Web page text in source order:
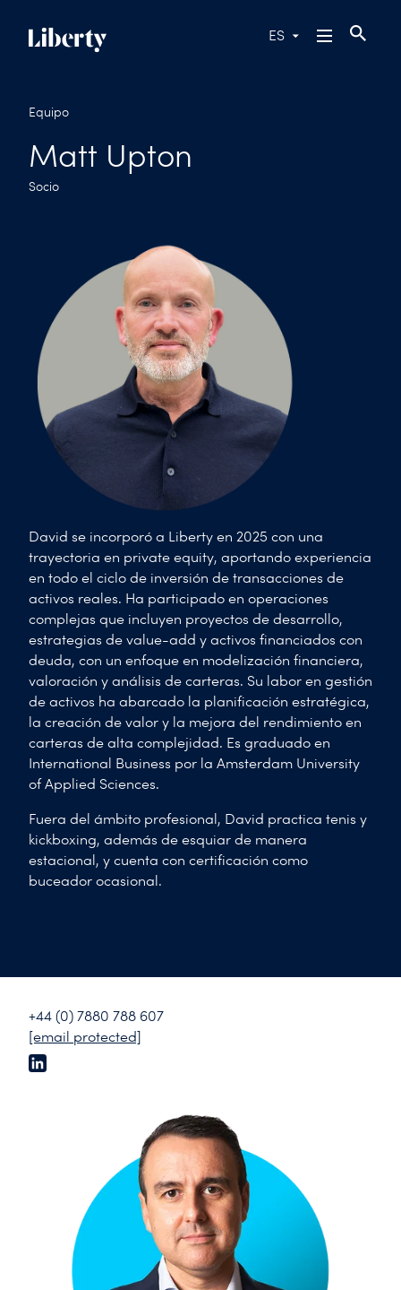
ES
Equipo
Matt Upton
Socio
David se incorporó a Liberty en 2025 con una
trayectoria en private equity, aportando experiencia
en todo el ciclo de inversión de transacciones de
activos reales. Ha participado en operaciones
complejas que incluyen proyectos de desarrollo,
estrategias de value-add y activos financiados con
deuda, con un enfoque en modelización financiera,
valoración y análisis de carteras. Su labor en gestión
de activos ha abarcado la planificación estratégica,
la creación de valor y la mejora del rendimiento en
carteras de alta complejidad. Es graduado en
International Business por la Amsterdam University
of Applied Sciences.
Fuera del ámbito profesional, David practica tenis y
kickboxing, además de esquiar de manera
estacional, y cuenta con certificación como
buceador ocasional.
+44 (0) 7880 788 607
[email protected]